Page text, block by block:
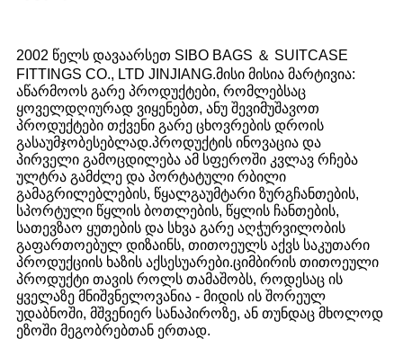
2002 წელს დავაარსეთ SIBO BAGS ＆ SUITCASE
FITTINGS CO., LTD JINJIANG.მისი მისია მარტივია:
აწარმოოს გარე პროდუქტები, რომლებსაც
ყოველდღიურად ვიყენებთ, ანუ შევიმუშავოთ
პროდუქტები თქვენი გარე ცხოვრების დროის
გასაუმჯობესებლად.პროდუქტის ინოვაცია და
პირველი გამოცდილება ამ სფეროში კვლავ რჩება
ულტრა გამძლე და პორტატული რბილი
გამაგრილებლების, წყალგაუმტარი ზურგჩანთების,
სპორტული წყლის ბოთლების, წყლის ჩანთების,
სათევზაო ყუთების და სხვა გარე აღჭურვილობის
გაფართოებულ დიზაინს, თითოეულს აქვს საკუთარი
პროდუქციის ხაზის აქსესუარები.ციმბირის თითოეული
პროდუქტი თავის როლს თამაშობს, როდესაც ის
ყველაზე მნიშვნელოვანია - მიდის ის შორეულ
უდაბნოში, მშვენიერ სანაპიროზე, ან თუნდაც მხოლოდ
ეზოში მეგობრებთან ერთად.